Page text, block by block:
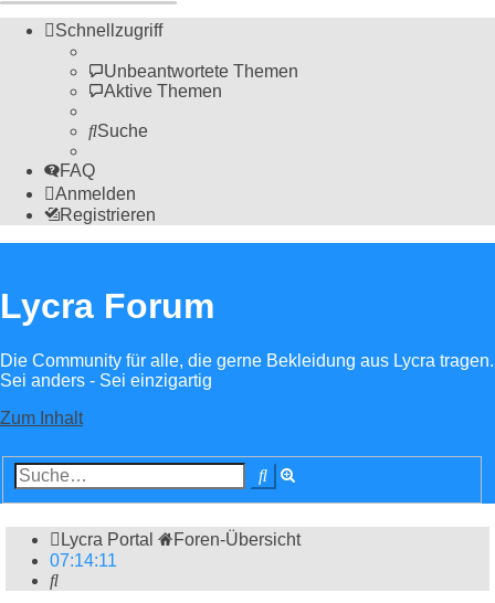
Schnellzugriff
Unbeantwortete Themen
Aktive Themen
Suche
FAQ
Anmelden
Registrieren
Lycra Forum
Die Community für alle, die gerne Bekleidung aus Lycra tragen.
Sei anders - Sei einzigartig
Zum Inhalt
Suche
Lycra Portal
Foren-Übersicht
07:14:11
Suche